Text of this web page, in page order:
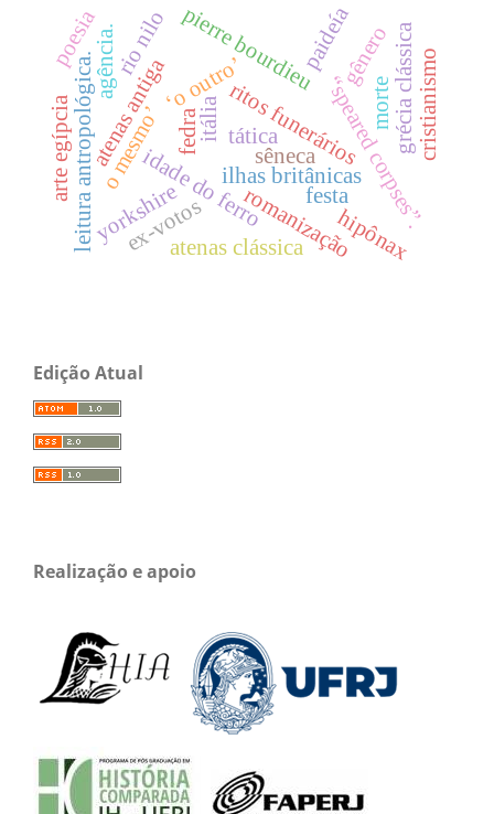
ritos funerários
idade do ferroilhas britânicas
yorkshire “speared corpses”.
o mesmo’
‘o outro’ morte
leitura antropológica.atenas antiga
pierre bourdieu
romanização
ex-votos
itália
agência. grécia clássica
paideía
atenas clássica
tática
gênero
arte egípcia
rio nilo
cristianismo
festa
fedra sêneca
poesia
hipônax
Edição Atual
Realização e apoio